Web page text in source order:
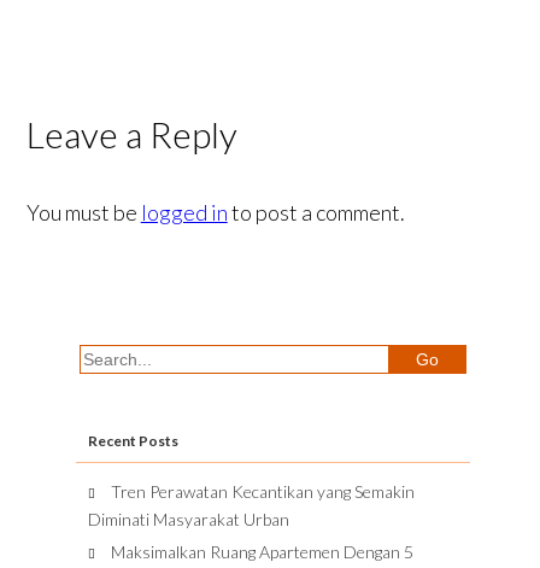
Leave a Reply
You must be logged into post a comment.
Recent Posts
Tren Perawatan Kecantikan yang Semakin
Diminati Masyarakat Urban
Maksimalkan Ruang Apartemen Dengan 5